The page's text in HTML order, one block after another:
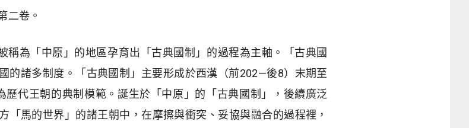
二卷。
為「中原」的地區孕育出「古典國制」的過程為主軸。「古典國
的諸多制度。「古典國制」主要形成於西漢（前202—後8）末期至
代王朝的典制模範。誕生於「中原」的「古典國制」，後續廣泛
「馬的世界」的諸王朝中，在摩擦與衝突、妥協與融合的過程裡，